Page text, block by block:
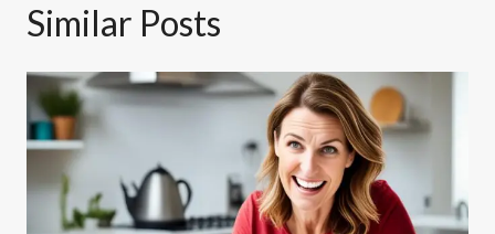
Similar Posts